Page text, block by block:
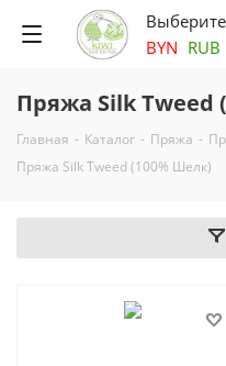
BYN RUB
Пряжа Silk Tweed
Главная - Каталог - Пряжа -
Пряжа Silk Tweed (100% Шелк)